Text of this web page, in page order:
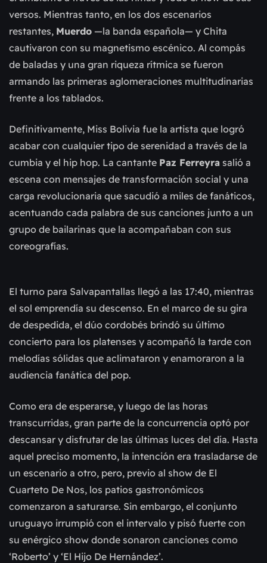
versos. Mientras tanto, en los dos escenarios
restantes, Muerdo —la banda española— y Chita
cautivaron con su magnetismo escénico. Al compás
de baladas y una gran riqueza rítmica se fueron
armando las primeras aglomeraciones multitudinarias
frente a los tablados.
Definitivamente, Miss Bolivia fue la artista que logró
acabar con cualquier tipo de serenidad a través de la
cumbia y el hip hop. La cantante Paz Ferreyra salió a
escena con mensajes de transformación social y una
carga revolucionaria que sacudió a miles de fanáticos,
acentuando cada palabra de sus canciones junto a un
grupo de bailarinas que la acompañaban con sus
coreografías.
El turno para Salvapantallas llegó a las 17:40, mientras
el sol emprendía su descenso. En el marco de su gira
de despedida, el dúo cordobés brindó su último
concierto para los platenses y acompañó la tarde con
melodías sólidas que aclimataron y enamoraron a la
audiencia fanática del pop.
Como era de esperarse, y luego de las horas
transcurridas, gran parte de la concurrencia optó por
descansar y disfrutar de las últimas luces del día. Hasta
aquel preciso momento, la intención era trasladarse de
un escenario a otro, pero, previo al show de El
Cuarteto De Nos, los patios gastronómicos
comenzaron a saturarse. Sin embargo, el conjunto
uruguayo irrumpió con el intervalo y pisó fuerte con
su enérgico show donde sonaron canciones como
‘Roberto’ y ‘El Hijo De Hernández’.